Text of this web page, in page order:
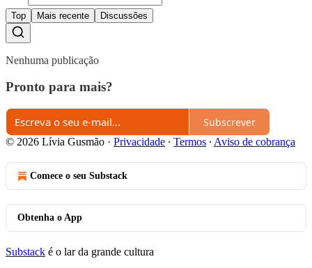
Top Mais recente Discussões
Nenhuma publicação
Pronto para mais?
Subscrever
© 2026 Lívia Gusmão · Privacidade ∙ Termos ∙ Aviso de cobrança
Comece o seu Substack
Obtenha o App
Substack é o lar da grande cultura